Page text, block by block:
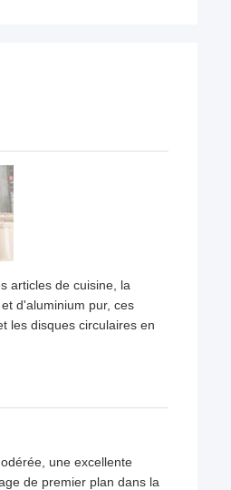
articles de cuisine, la
d'aluminium pur, ces
les disques circulaires en
une excellente
de premier plan dans la